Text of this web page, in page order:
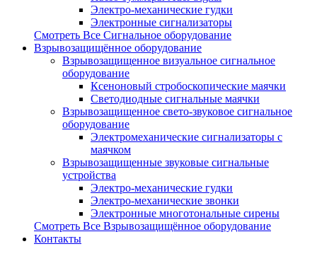
Электро-механические гудки
Электронные сигнализаторы
Смотреть Все Сигнальное оборудование
Взрывозащищённое оборудование
Взрывозащищенное визуальное сигнальное
оборудование
Ксеноновый стробоскопические маячки
Светодиодные сигнальные маячки
Взрывозащищенное свето-звуковое сигнальное
оборудование
Электромеханические сигнализаторы с
маячком
Взрывозащищенные звуковые сигнальные
устройства
Электро-механические гудки
Электро-механические звонки
Электронные многотональные сирены
Смотреть Все Взрывозащищённое оборудование
Контакты